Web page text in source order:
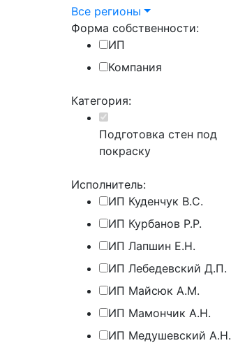
Все регионы
Форма собственности:
ИП
Компания
Категория:
Подготовка стен под
покраску
Исполнитель:
ИП Куденчук В.С.
ИП Курбанов Р.Р.
ИП Лапшин Е.Н.
ИП Лебедевский Д.П.
ИП Майсюк А.М.
ИП Мамончик А.Н.
ИП Медушевский А.Н.